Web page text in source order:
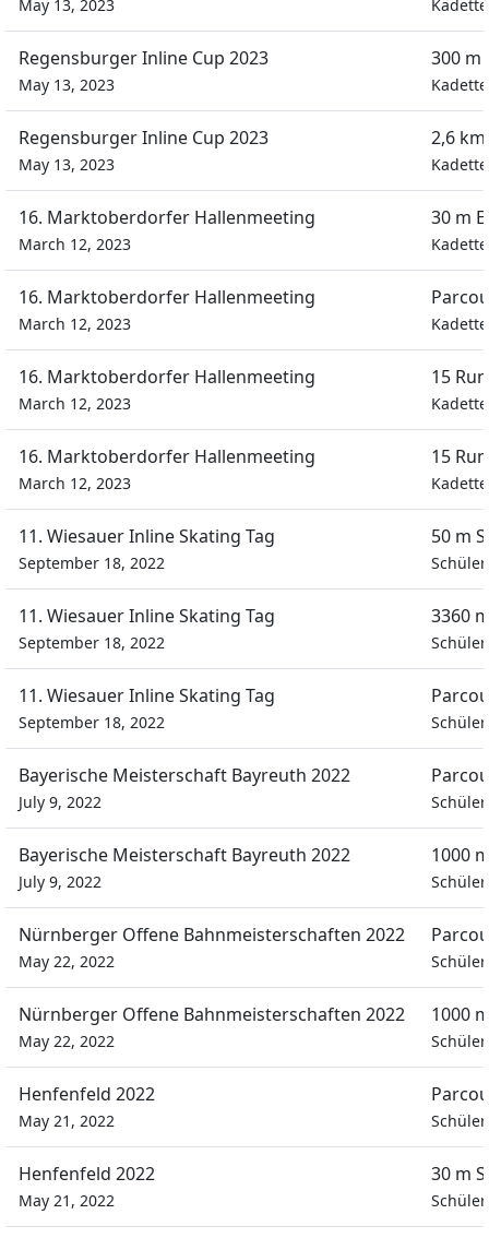
May 13, 2023
Regensburger Inline Cup 2023
May 13, 2023
300 m
Regensburger Inline Cup 2023
May 13, 2023
2,6
16. Marktoberdorfer Hallenmeeting
March 12, 2023
30 m
16. Marktoberdorfer Hallenmeeting
March 12, 2023
16. Marktoberdorfer Hallenmeeting
March 12, 2023
15
16. Marktoberdorfer Hallenmeeting
March 12, 2023
15
11. Wiesauer Inline Skating Tag
September 18, 2022
50 m
11. Wiesauer Inline Skating Tag
September 18, 2022
3360
11. Wiesauer Inline Skating Tag
September 18, 2022
Bayerische Meisterschaft Bayreuth 2022
July 9, 2022
Bayerische Meisterschaft Bayreuth 2022
July 9, 2022
1000
Nürnberger Offene Bahnmeisterschaften 2022
May 22, 2022
Nürnberger Offene Bahnmeisterschaften 2022
May 22, 2022
1000
Henfenfeld 2022
May 21, 2022
Henfenfeld 2022
May 21, 2022
30 m